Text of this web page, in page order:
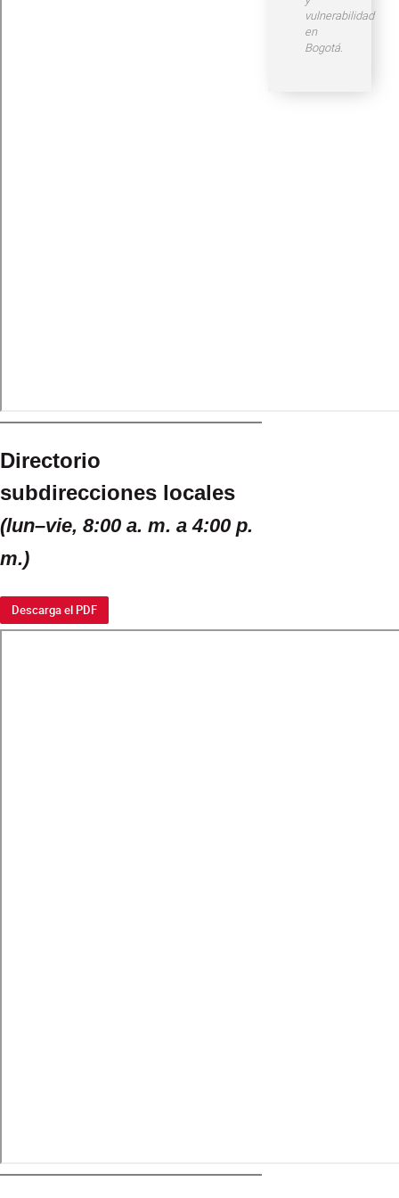
Directorio
subdirecciones locales
(lun–vie, 8:00 a. m. a 4:00 p.
m.)
Descarga el PDF
vulnerabilidad
en
Bogotá.